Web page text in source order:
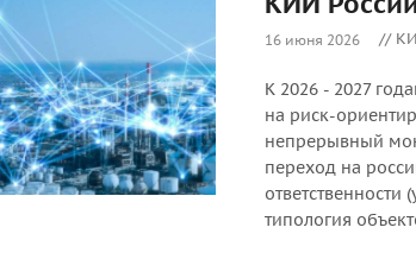
16 июня 2026 //
К 2026 - 2027
на риск-
непрерывный
переход на
ответственности
типология